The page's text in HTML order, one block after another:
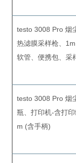
testo 3008 Pro 烟
热滤膜采样枪、
软管、便携包、采
testo 3008 Pro 烟
瓶、打印机-含打
m (含手柄)